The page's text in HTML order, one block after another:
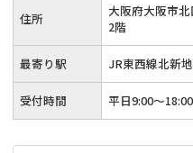
住所
大阪府大阪市
2階
最寄り駅 JR東西線北新
受付時間 平日9:00～18:00